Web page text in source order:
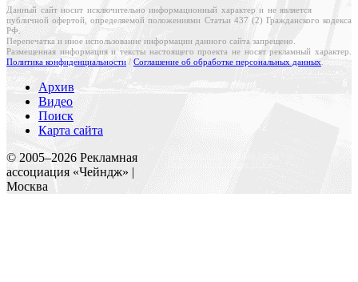
Данный сайт носит исключительно информационный характер и не является
публичной офертой, определяемой положениями Статьи 437 (2) Гражданского кодекса
РФ.
Перепечатка и иное использование информации данного сайта запрещено.
Размещенная информация и тексты настоящего проекта не носят рекламный характер.
Политика конфиденциальности / Соглашение об обработке персональных данных
Архив
Видео
Поиск
Карта сайта
© 2005–2026 Рекламная
ассоциация «Чейндж» |
Москва